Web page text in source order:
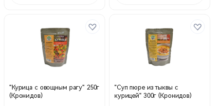
"Курица с овощным рагу" 250г
(Кронидов)
"Суп пюре из тыквы с
курицей" 300г (Кронидов)